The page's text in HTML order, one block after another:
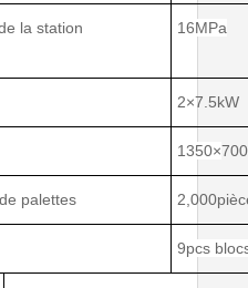
la station
16MPa
2×7.5kW
1350×
palettes
9pcs